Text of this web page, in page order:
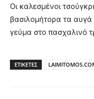
Οι καλεσμένοι
βασιλομήτορα τα
γεύμα στο πασχαλινό
ΕΤΙΚΕΤΕΣ